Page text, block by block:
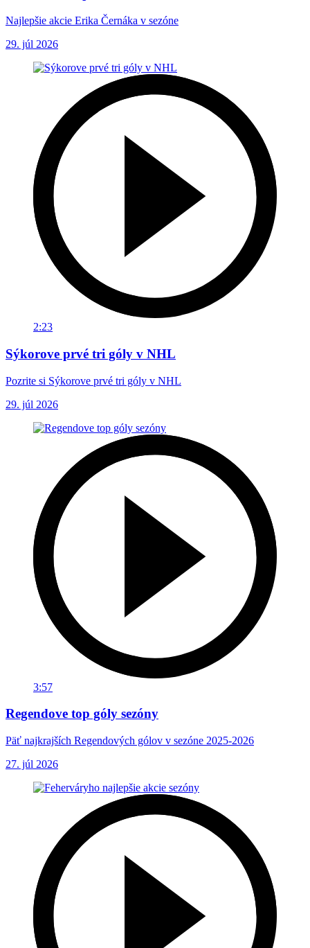
Najlepšie akcie Erika Černáka v sezóne
29. júl 2026
2:23
Sýkorove prvé tri góly v NHL
Pozrite si Sýkorove prvé tri góly v NHL
29. júl 2026
3:57
Regendove top góly sezóny
Päť najkrajších Regendových gólov v sezóne 2025-2026
27. júl 2026